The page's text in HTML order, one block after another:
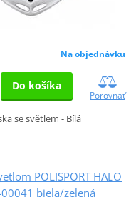
Na objednávku
Do košíka
Porovnať
se světlem - Bílá
POLISPORT HALO
biela/zelená